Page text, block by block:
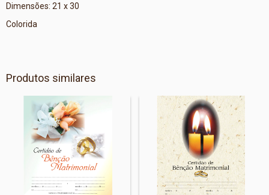
Dimensões: 21 x 30
Colorida
Produtos similares